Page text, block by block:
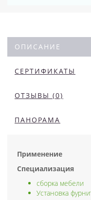
ОПИСАНИЕ
СЕРТИФИКАТЫ
ОТЗЫВЫ (0)
ПАНОРАМА
Применение
Специализация
сборка мебели
Установка